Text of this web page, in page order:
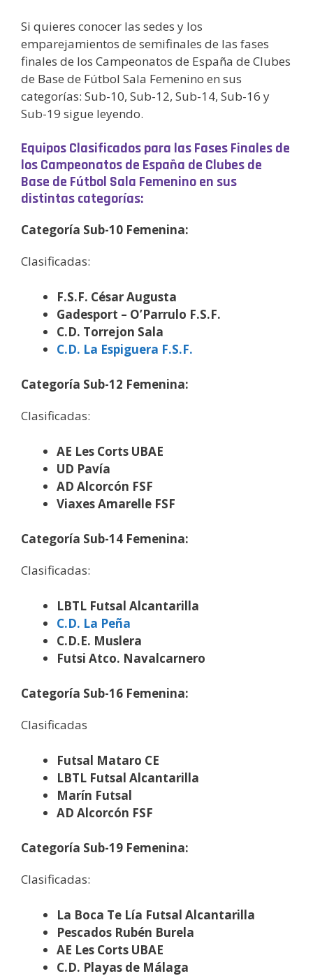
Si quieres conocer las sedes y los
emparejamientos de semifinales de las fases
finales de los Campeonatos de España de Clubes
de Base de Fútbol Sala Femenino en sus
categorías: Sub-10, Sub-12, Sub-14, Sub-16 y
Sub-19 sigue leyendo.
Equipos Clasificados para las Fases Finales de
los Campeonatos de España de Clubes de
Base de Fútbol Sala Femenino en sus
distintas categorías:
Categoría Sub-10 Femenina:
Clasificadas:
F.S.F. César Augusta
Gadesport – O’Parrulo F.S.F.
C.D. Torrejon Sala
C.D. La Espiguera F.S.F.
Categoría Sub-12 Femenina:
Clasificadas:
AE Les Corts UBAE
UD Pavía
AD Alcorcón FSF
Viaxes Amarelle FSF
Categoría Sub-14 Femenina:
Clasificadas:
LBTL Futsal Alcantarilla
C.D. La Peña
C.D.E. Muslera
Futsi Atco. Navalcarnero
Categoría Sub-16 Femenina:
Clasificadas
Futsal Mataro CE
LBTL Futsal Alcantarilla
Marín Futsal
AD Alcorcón FSF
Categoría Sub-19 Femenina:
Clasificadas:
La Boca Te Lía Futsal Alcantarilla
Pescados Rubén Burela
AE Les Corts UBAE
C.D. Playas de Málaga